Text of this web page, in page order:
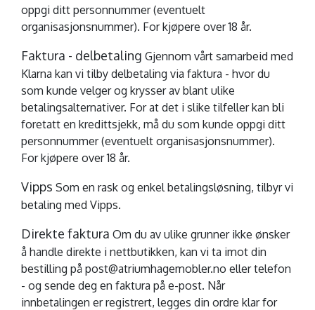
oppgi ditt personnummer (eventuelt
organisasjonsnummer). For kjøpere over 18 år.
Faktura - delbetaling Gjennom vårt samarbeid med
Klarna kan vi tilby delbetaling via faktura - hvor du
som kunde velger og krysser av blant ulike
betalingsalternativer. For at det i slike tilfeller kan bli
foretatt en kredittsjekk, må du som kunde oppgi ditt
personnummer (eventuelt organisasjonsnummer).
For kjøpere over 18 år.
Vipps Som en rask og enkel betalingsløsning, tilbyr vi
betaling med Vipps.
Direkte faktura Om du av ulike grunner ikke ønsker
å handle direkte i nettbutikken, kan vi ta imot din
bestilling på post@atriumhagemobler.no eller telefon
- og sende deg en faktura på e-post. Når
innbetalingen er registrert, legges din ordre klar for